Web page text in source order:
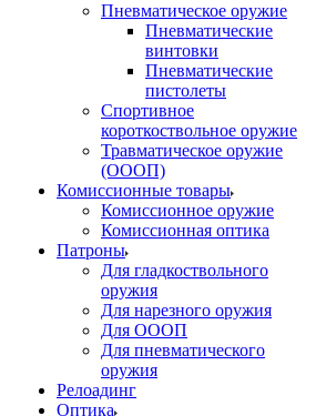
Пневматическое оружие
Пневматические
винтовки
Пневматические
пистолеты
Спортивное
короткоствольное оружие
Травматическое оружие
(ОООП)
Комиссионные товары
Комиссионное оружие
Комиссионная оптика
Патроны
Для гладкоствольного
оружия
Для нарезного оружия
Для ОООП
Для пневматического
оружия
Релоадинг
Оптика